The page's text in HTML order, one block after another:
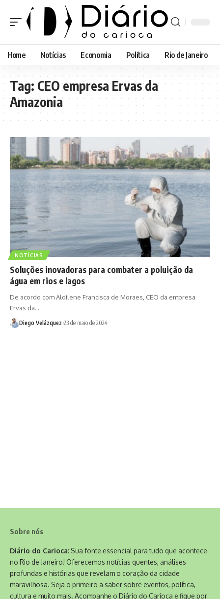
Home Notícias Economia Política Rio de Janeiro
Tag: CEO empresa Ervas da
Amazonia
NOTÍCIAS
Soluções inovadoras para combater a poluição da
água em rios e lagos
De acordo com Aldilene Francisca de Moraes, CEO da empresa
Ervas da…
Diego Velázquez 23 de maio de 2024
Sobre nós
Diário do Carioca: Sua fonte essencial para tudo que acontece
no Rio de Janeiro! Oferecemos notícias quentes, análises
profundas e histórias que revelam o coração da cidade
maravilhosa. Seja o primeiro a saber sobre eventos, política,
cultura e muito mais. Acompanhe o Diário do Carioca e fique por